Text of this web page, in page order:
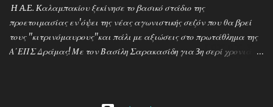
H A.E. Kαλαμπακίου ξεκίνησε το βασικό στάδιο της
προετοιμασίας εν'όψει της νέας αγωνιστικής σεζόν που θα βρεί
τους ''κιτρινόμαυρους''και πάλι με αξιώσεις στο πρωτάθλημα της
Α΄ΕΠΣ Δράμας! Με τον Βασίλη Σαρακασίδη για 3η σερί χρονιά